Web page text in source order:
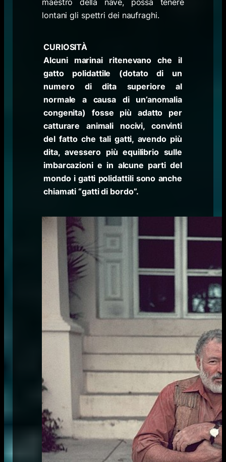
lontani gli spettri dei naufraghi.
CURIOSITÀ
Alcuni marinai ritenevano che il
gatto polidattile (dotato di un
numero di dita superiore al
normale a causa di un’anomalia
congenita) fosse più adatto per
catturare animali nocivi, convinti
del fatto che tali gatti, avendo più
dita, avessero più equilibrio sulle
imbarcazioni e in alcune parti del
mondo i gatti polidattili sono anche
chiamati “gatti di bordo”.